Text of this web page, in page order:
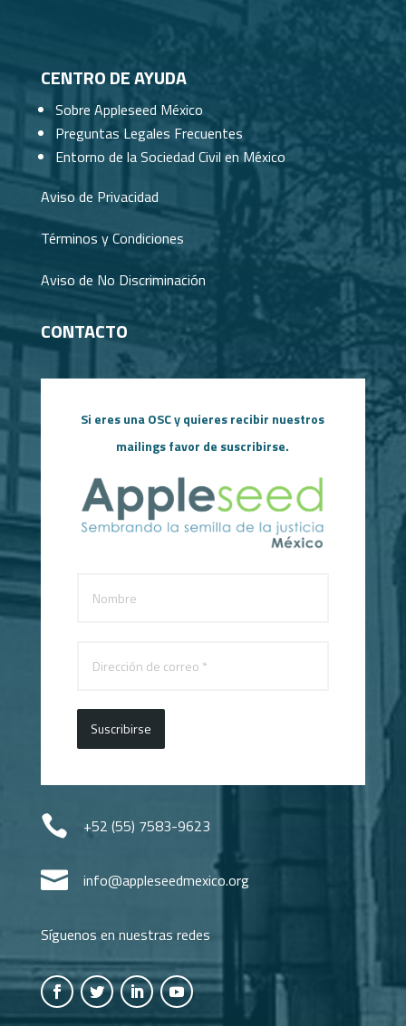
CENTRO DE AYUDA
Sobre Appleseed México
Preguntas Legales Frecuentes
Entorno de la Sociedad Civil en México
Aviso de Privacidad
Términos y Condiciones
Aviso de No Discriminación
CONTACTO
Si eres una OSC y quieres recibir nuestros
mailings favor de suscribirse.
Suscribirse
 +52 (55) 7583-9623
 info@appleseedmexico.org
Síguenos en nuestras redes